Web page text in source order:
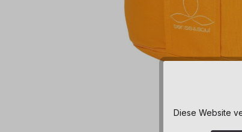
Diese Website